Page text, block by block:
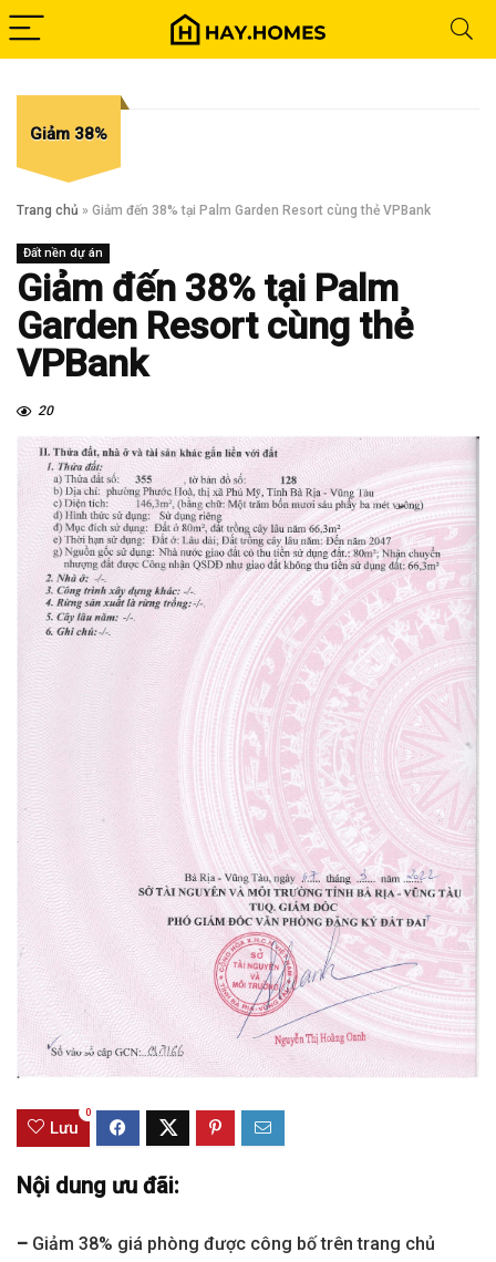
Giảm 38%
Trang chủ » Giảm đến 38% tại Palm Garden Resort cùng thẻ VPBank
Đất nền dự án
Giảm đến 38% tại Palm
Garden Resort cùng thẻ
VPBank
20
Lưu
0
Nội dung ưu đãi:
– Giảm 38% giá phòng được công bố trên trang chủ